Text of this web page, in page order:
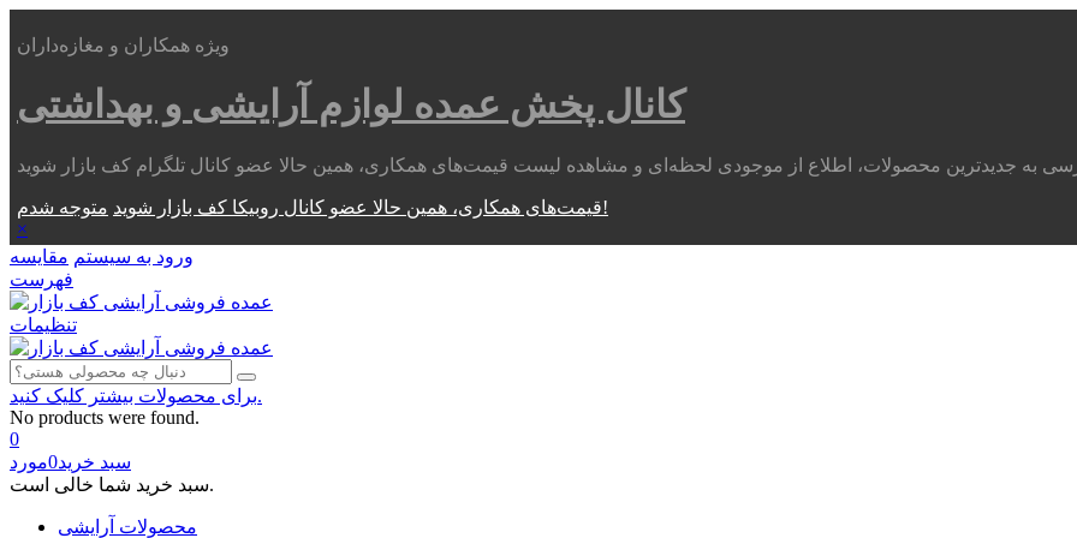
ویژه همکاران و مغازه‌داران
کانال پخش عمده لوازم آرایشی و بهداشتی
قیمت‌های همکاری، همین حالا عضو کانال روبیکا کف بازار شویدمتوجه شدم!
×
ورود به سیستم مقایسه
فهرست
تنظیمات
برای محصولات بیشتر کلیک کنید.
No products were found.
0
سبد خرید0مورد
سبد خرید شما خالی است.
محصولات آرایشی